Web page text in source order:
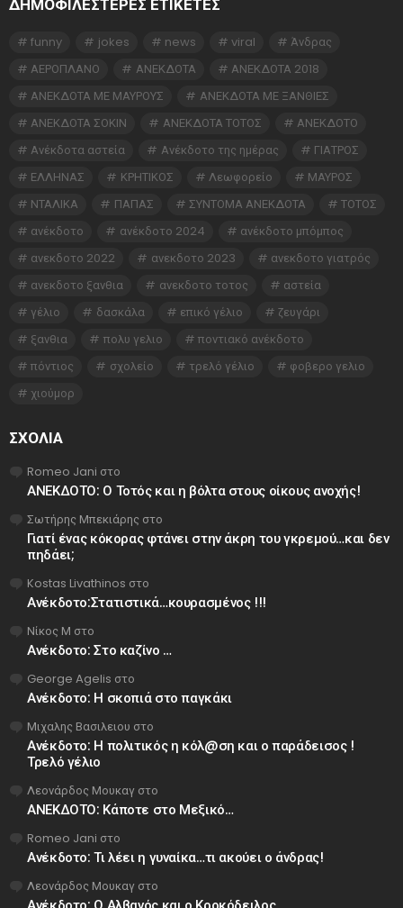
ΔΗΜΟΦΙΛΕΣΤΕΡΕΣ ΕΤΙΚΈΤΕΣ
funny jokes news viral
Άνδρας
ΑΕΡΟΠΛΑΝΟ
ΑΝΕΚΔΟΤΑ
ΑΝΕΚΔΟΤΑ 2018
ΑΝΕΚΔΟΤΑ ΜΕ ΜΑΥΡΟΥΣ
ΑΝΕΚΔΟΤΑ ΜΕ ΞΑΝΘΙΕΣ
ΑΝΕΚΔΟΤΑ ΣΟΚΙΝ
ΑΝΕΚΔΟΤΑ ΤΟΤΟΣ
ΑΝΕΚΔΟΤΟ
Ανέκδοτα αστεία
Ανέκδοτο της ημέρας
ΓΙΑΤΡΟΣ
ΕΛΛΗΝΑΣ
ΚΡΗΤΙΚΟΣ Λεωφορείο
ΜΑΥΡΟΣ
ΝΤΑΛΙΚΑ
ΠΑΠΑΣ ΣΥΝΤΟΜΑ ΑΝΕΚΔΟΤΑ
ΤΟΤΟΣ
ανέκδοτο
ανέκδοτο 2024
ανέκδοτο μπόμπος
ανεκδοτο 2022
ανεκδοτο 2023
ανεκδοτο γιατρός
ανεκδοτο ξανθια
ανεκδοτο τοτος
αστεία
γέλιο
δασκάλα επικό γέλιο
ζευγάρι
ξανθια
πολυ γελιο
ποντιακό ανέκδοτο
πόντιος
σχολείο τρελό γέλιο
φοβερο γελιο
χιούμορ
ΣΧΌΛΙΑ
Romeo Jani στο
ΑΝΕΚΔΟΤΟ: Ο Τοτός και η βόλτα στους οίκους ανοχής!
Σωτήρης Μπεκιάρης στο
Γιατί ένας κόκορας φτάνει στην άκρη του γκρεμού…και δεν
πηδάει;
Kostas Livathinos στο
Ανέκδοτο:Στατιστικά…κουρασμένος !!!
Νίκος Μ στο
Ανέκδοτο: Στο καζίνο …
George Agelis στο
Ανέκδοτο: Η σκοπιά στο παγκάκι
Μιχαλης Βασιλειου στο
Ανέκδοτο: Η πολιτικός η κόλ@ση και ο παράδεισος !
Τρελό γέλιο
Λεονάρδος Μουκαγ στο
ΑΝΕΚΔΟΤΟ: Κάποτε στο Μεξικό…
Romeo Jani στο
Ανέκδοτο: Τι λέει η γυναίκα…τι ακούει ο άνδρας!
Λεονάρδος Μουκαγ στο